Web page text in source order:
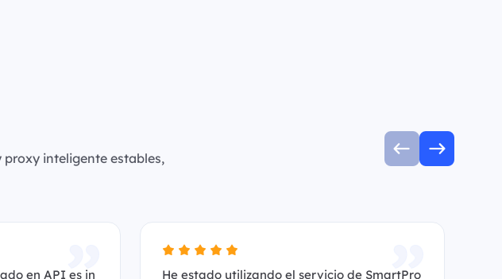
inteligente estables,
en API es in He estado utilizando el servicio de SmartPro